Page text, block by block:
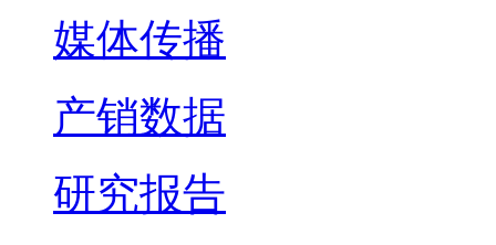
媒体传播
产销数据
研究报告